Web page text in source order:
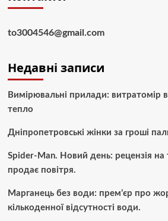
to3004546@gmail.com
Недавні записи
Вимірювальні прилади: витратомір
тепло
Дніпропетровські жінки за гроші
Spider-Man. Новий день: рецензія на
продає повітря.
Марганець без води: прем’єр про
кількоденної відсутності води.